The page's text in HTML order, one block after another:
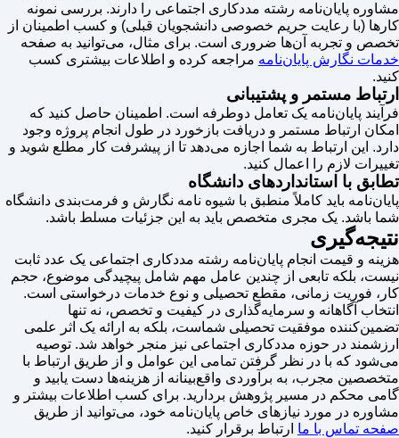
مشاوره پایان‌نامه رشته مددکاری اجتماعی را دارند. بررسی نمونه
کارها (با رعایت حریم خصوصی دانشجویان قبلی) و کسب اطمینان از
تخصص و تجربه آن‌ها ضروری است. برای مثال، می‌توانید به صفحه
خدمات نگارش پایان‌نامه مراجعه کرده و اطلاعات بیشتری کسب
کنید.
ارتباط مستمر و پشتیبانی
فرآیند پایان‌نامه یک تعامل دوطرفه است. اطمینان حاصل کنید که
امکان ارتباط مستمر و دریافت بازخورد در طول انجام پروژه وجود
دارد. این ارتباط به شما اجازه می‌دهد تا از پیشرفت کار مطلع شوید و
تغییرات لازم را اعمال کنید.
تطابق با استانداردهای دانشگاه
پایان‌نامه باید کاملاً منطبق با شیوه نامه نگارش و فرمت‌بندی دانشگاه
شما باشد. یک مجری متخصص باید به این جزئیات مسلط باشد.
نتیجه‌گیری
هزینه و قیمت انجام پایان‌نامه رشته مددکاری اجتماعی یک عدد ثابت
نیست، بلکه تابعی از چندین عامل مهم شامل پیچیدگی موضوع، حجم
کار، فوریت زمانی، مقطع تحصیلی و نوع خدمات درخواستی است.
انتخاب آگاهانه و سرمایه‌گذاری در کیفیت و تخصص، نه تنها
تضمین‌کننده موفقیت تحصیلی شماست، بلکه به ارائه یک اثر علمی
ارزشمند در حوزه مددکاری اجتماعی نیز منجر خواهد شد. توصیه
می‌شود که با در نظر گرفتن تمامی این عوامل و از طریق ارتباط با
متخصصین مجرب، به برآوردی واقع‌بینانه از هزینه‌ها دست یابید و
گامی محکم در مسیر پژوهش بردارید. برای کسب اطلاعات بیشتر و
مشاوره در مورد نیازهای خاص پایان‌نامه خود، می‌توانید از طریق
صفحه تماس با ما ارتباط برقرار کنید.